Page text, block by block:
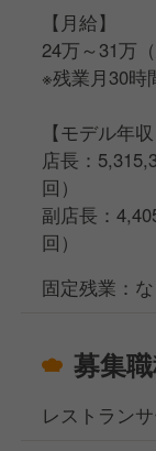
【月給】
24万～31万
※残業月30時
【モデル年収
店長：
回）
副店長：
回）
固定残業：な
募集
レストラン